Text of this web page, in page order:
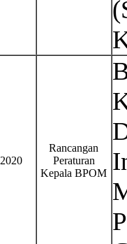
2020
Rancangan
Peraturan
Kepala BPOM